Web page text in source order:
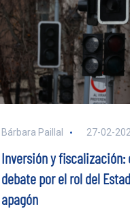
Bárbara Paillal 27-02-
Inversión y fiscalización:
debate por el rol del
apagón